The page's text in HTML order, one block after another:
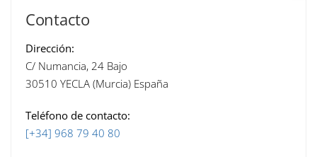
Contacto
Dirección:
C/ Numancia, 24 Bajo
30510 YECLA (Murcia) España
Teléfono de contacto:
[+34] 968 79 40 80